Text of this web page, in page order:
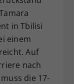
in Tbilisi
einem
Auf
nach
die 17-
Consent-
eine
die
Ihrer
falls der
eingestellt